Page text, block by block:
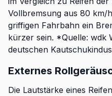
Vollbremsung aus 80
griffigen Fahrbahn ein
kürzer sein. *Quelle: wdk
deutschen
Externes
Die Lautstärke eines